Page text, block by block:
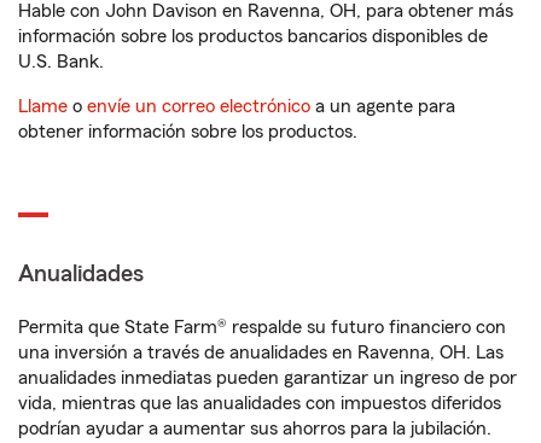
Hable con John Davison en Ravenna, OH, para obtener más
información sobre los productos bancarios disponibles de
U.S. Bank.
Llame o envíe un correo electrónico a un agente para
obtener información sobre los productos.
Anualidades
Permita que State Farm® respalde su futuro financiero con
una inversión a través de anualidades en Ravenna, OH. Las
anualidades inmediatas pueden garantizar un ingreso de por
vida, mientras que las anualidades con impuestos diferidos
podrían ayudar a aumentar sus ahorros para la jubilación.